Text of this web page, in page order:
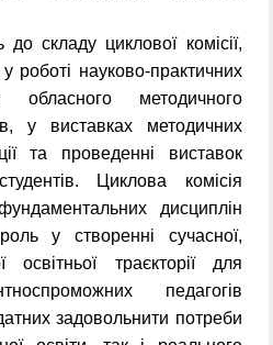
до складу циклової комісії,
роботі науково-практичних
обласного методичного
у виставках методичних
та проведенні виставок
Циклова комісія
дисциплін
у створенні сучасної,
освітньої траєкторії для
педагогів
задовольнити потреби